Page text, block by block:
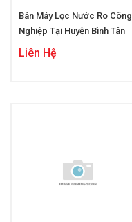
Bán Máy Lọc Nước Ro Công
Nghiệp Tại Huyện Bình Tân
Liên Hệ